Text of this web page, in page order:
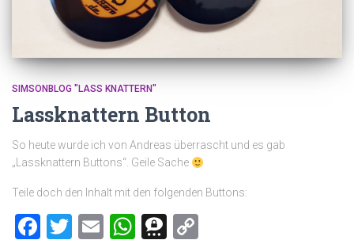
SIMSONBLOG "LASS KNATTERN"
Lassknattern Button
So heute wurde ich von Andreas überrascht und es gab
„Lassknattern Buttons“. Geile Sache
Teile doch den Inhalt mit den folgenden Buttons:
Facebook
Twitter
EmailWhatsApp
Threema